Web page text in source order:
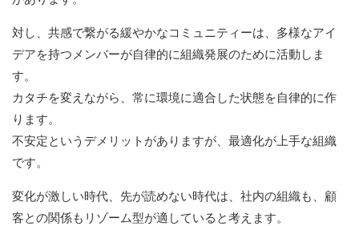
対し、共感で繋がる緩やかなコミュニティーは、多様なアイ
デアを持つメンバーが自律的に組織発展のために活動しま
す。
カタチを変えながら、常に環境に適合した状態を自律的に作
ります。
不安定というデメリットがありますが、最適化が上手な組織
です。
変化が激しい時代、先が読めない時代は、社内の組織も、顧
客との関係もリゾーム型が適していると考えます。